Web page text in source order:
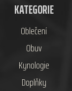
KATEGORIE
Oblečení
Obuv
Kynologie
Doplňky